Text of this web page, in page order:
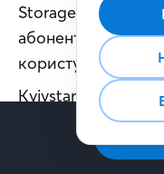
Storage, можуть
абонентську плату
користування
Kyivstar Cloud —
виділених
допомагає